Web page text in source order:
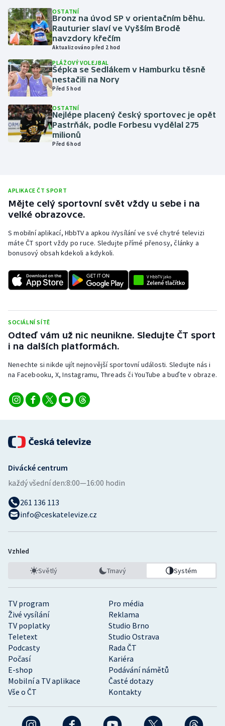
Moderní pětiboj
Motorsport
Olympijské hry
Parasport
Plavání
Plážový volejbal
Rychlobruslení
Rychlostní kanoistika
Short track
Sportovní střelba
Stolní tenis
Veslování
Volejbal
Ostatní
OSTATNÍ
Bronz na úvod SP v orientačním běhu.
Rauturier slaví ve Vyšším Brodě
navzdory křečím
Aktualizováno před 2 hod
PLÁŽOVÝ VOLEJBAL
Šépka se Sedlákem v Hamburku těsně
nestačili na Nory
Před 5 hod
OSTATNÍ
Nejlépe placený český sportovec je opět
Pastrňák, podle Forbesu vydělal 275
milionů
Před 6 hod
APLIKACE ČT SPORT
Mějte celý sportovní svět vždy u sebe i na
velké obrazovce.
S mobilní aplikací, HbbTV a apkou iVysílání ve své chytré televizi
máte ČT sport vždy po ruce. Sledujte přímé přenosy, články a
bonusový obsah kdekoli a kdykoli.
SOCIÁLNÍ SÍTĚ
Odteď vám už nic neunikne. Sledujte ČT sport
i na dalších platformách.
Nenechte si nikde ujít nejnovější sportovní události. Sledujte nás i
na Facebooku, X, Instagramu, Threads či YouTube a buďte v obraze.
TV program
Pro média
Živé vysílání
Reklama
TV poplatky
Studio Brno
Teletext
Studio Ostrava
Podcasty
Rada ČT
Počasí
Kariéra
E-shop
Podávání námětů
Mobilní a TV aplikace
Časté dotazy
Vše o ČT
Kontakty
Divácké centrum
každý všední den:8:00—16:00 hodin
261 136 113
info@ceskatelevize.cz
Vzhled
Světlý Tmavý Systém